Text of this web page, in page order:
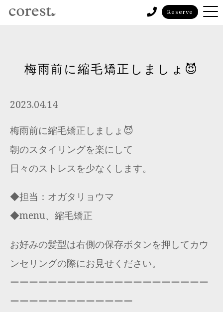
Reserve
梅雨前に縮毛矯正しましょ😈
2023.04.14
梅雨前に縮毛矯正しましょ😈
朝のスタイリングを楽にして
日々のストレスを少なくします。
◆担当：オガタリョウマ
◆menu、縮毛矯正
お好みの髪型は右側の保存ボタンを押してカウ
ンセリングの際にお見せください。
ーーーーーーーーーーーーーーーーーーーーー
ーーーーーーーーーーーーー